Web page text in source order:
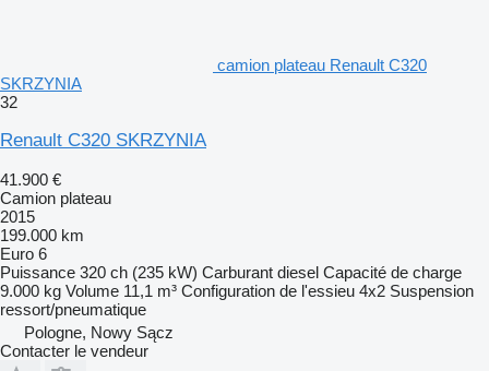
camion plateau Renault C320
SKRZYNIA
32
Renault C320 SKRZYNIA
41.900 €
Camion plateau
2015
199.000 km
Euro 6
Puissance 320 ch (235 kW) Carburant diesel Capacité de charge
9.000 kg Volume 11,1 m³ Configuration de l'essieu 4x2 Suspension
ressort/pneumatique
Pologne, Nowy Sącz
Contacter le vendeur